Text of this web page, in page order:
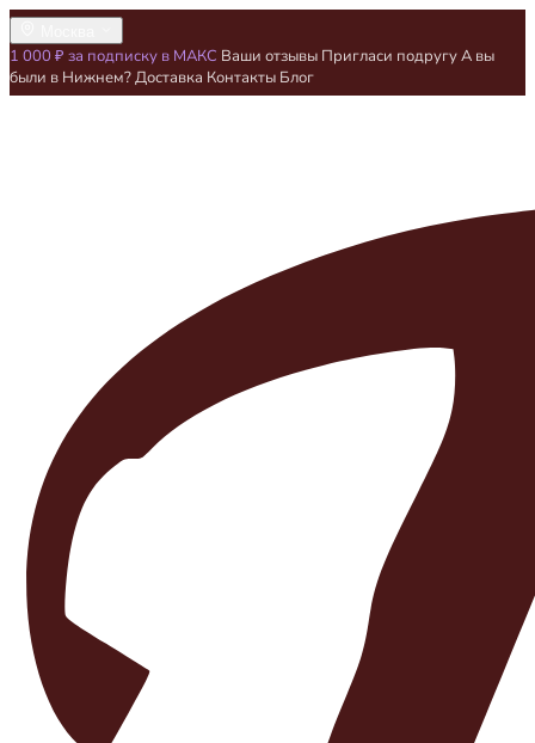
1 000 ₽ за подписку в МАКС Ваши отзывы Пригласи подругуА вы
были в Нижнем?Доставка Контакты Блог